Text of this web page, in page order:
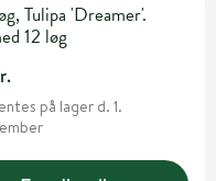
Tulipa 'Dreamer'.
12 løg
på lager d. 1.